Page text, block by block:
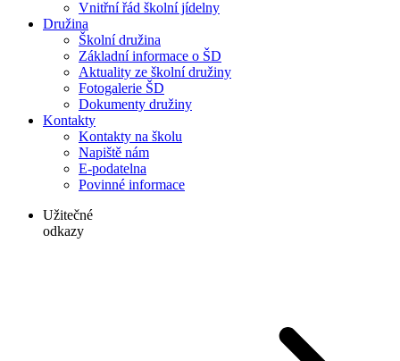
Vnitřní řád školní jídelny
Družina
Školní družina
Základní informace o ŠD
Aktuality ze školní družiny
Fotogalerie ŠD
Dokumenty družiny
Kontakty
Kontakty na školu
Napiště nám
E-podatelna
Povinné informace
Užitečné
odkazy